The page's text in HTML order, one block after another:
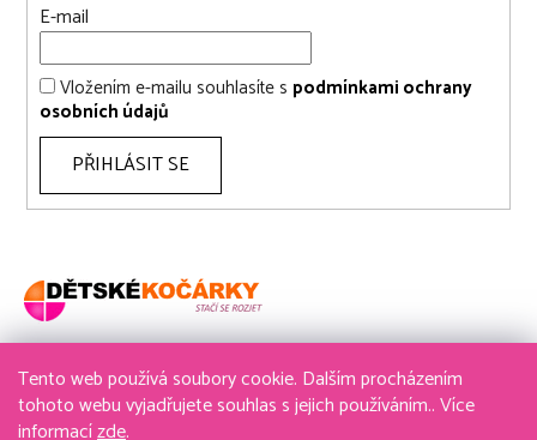
Tento web používá soubory cookie. Dalším procházením
tohoto webu vyjadřujete souhlas s jejich používáním.. Více
informacízde.
E-mail
Vložením e-mailu souhlasíte s podmínkami ochrany
osobních údajů
PŘIHLÁSIT SE
736 611 204